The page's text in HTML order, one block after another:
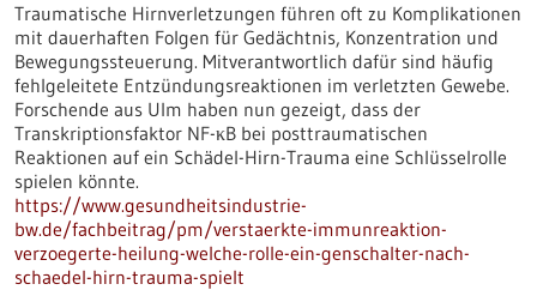
Traumatische Hirnverletzungen führen oft zu Komplikationen
mit dauerhaften Folgen für Gedächtnis, Konzentration und
Bewegungssteuerung. Mitverantwortlich dafür sind häufig
fehlgeleitete Entzündungsreaktionen im verletzten Gewebe.
Forschende aus Ulm haben nun gezeigt, dass der
Transkriptionsfaktor NF-κB bei posttraumatischen
Reaktionen auf ein Schädel-Hirn-Trauma eine Schlüsselrolle
spielen könnte.
https://www.gesundheitsindustrie-
bw.de/fachbeitrag/pm/verstaerkte-immunreaktion-
verzoegerte-heilung-welche-rolle-ein-genschalter-nach-
schaedel-hirn-trauma-spielt